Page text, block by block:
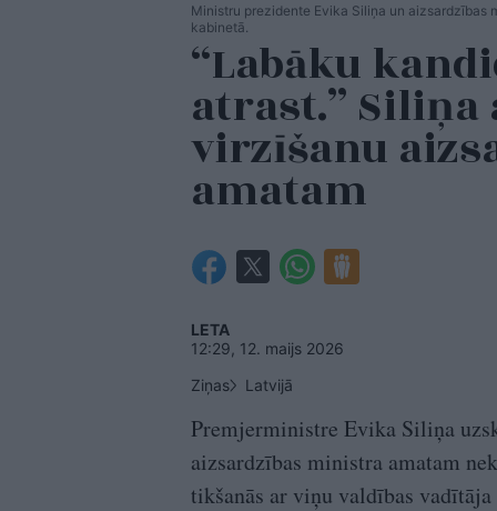
Ministru prezidente Evika Siliņa un aizsardzības
kabinetā.
“Labāku
atrast.” Siliņa
virzīšanu
amatam
LETA
12:29, 12. maijs 2026
Ziņas
Latvijā
Premjerministre Evika Siliņa
aizsardzības ministra amatam
tikšanās ar viņu valdības